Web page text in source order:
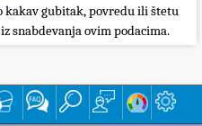
kakav gubitak, povredu ili štetu
snabdevanja ovim podacima.